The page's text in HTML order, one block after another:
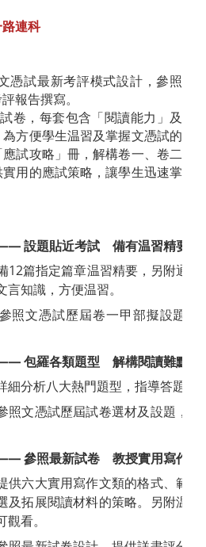
連科
試最新考評模式設計，參照
報告撰寫。
，每套包含「閱讀能力」及
為方便學生温習及掌握文憑試的
試攻略」冊，解構卷一、卷二
用的應試策略，讓學生迅速掌
設題貼近考試 備有温習精要
12篇指定篇章温習精要，另附通假
言知識，方便温習。
照文憑試歷屆卷一甲部擬設題目
包羅各類題型 解構閱讀難點
細分析八大熱門題型，指導答題技
照文憑試歷屆試卷選材及設題，緊
參照最新試卷 教授實用寫作竅
供六大實用寫作文類的格式、範例
及拓展閱讀材料的策略。另附温習
看。